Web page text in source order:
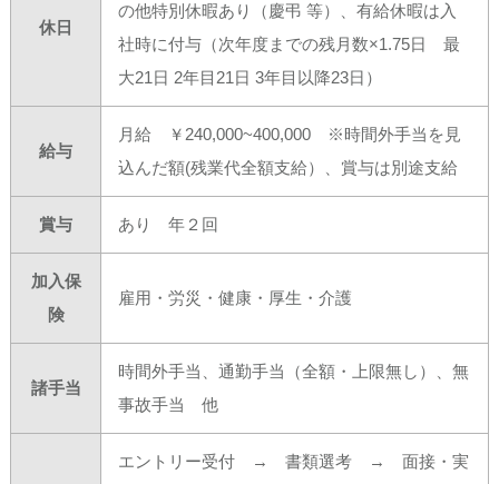
休日
の他特別休暇あり（慶弔 等）、有給休暇は入
社時に付与（次年度までの残月数×1.75日 最
大21日 2年目21日 3年目以降23日）
給与
月給 ￥240,000~400,000 ※時間外手当を見
込んだ額(残業代全額支給）、賞与は別途支給
賞与 あり 年２回
加入保
険
雇用・労災・健康・厚生・介護
諸手当
時間外手当、通勤手当（全額・上限無し）、無
事故手当 他
エントリー受付 → 書類選考 → 面接・実